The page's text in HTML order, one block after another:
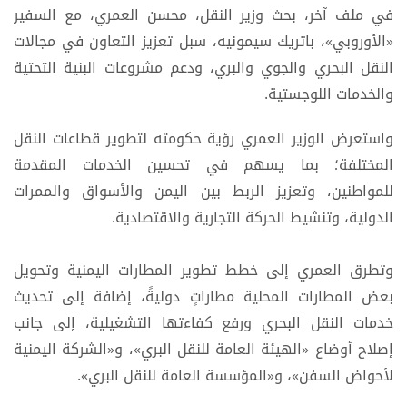
في ملف آخر، بحث وزير النقل، محسن العمري، مع السفير
«الأوروبي»، باتريك سيمونيه، سبل تعزيز التعاون في مجالات
النقل البحري والجوي والبري، ودعم مشروعات البنية التحتية
والخدمات اللوجستية.
واستعرض الوزير العمري رؤية حكومته لتطوير قطاعات النقل
المختلفة؛ بما يسهم في تحسين الخدمات المقدمة
للمواطنين، وتعزيز الربط بين اليمن والأسواق والممرات
الدولية، وتنشيط الحركة التجارية والاقتصادية.
وتطرق العمري إلى خطط تطوير المطارات اليمنية وتحويل
بعض المطارات المحلية مطاراتٍ دوليةً، إضافة إلى تحديث
خدمات النقل البحري ورفع كفاءتها التشغيلية، إلى جانب
إصلاح أوضاع «الهيئة العامة للنقل البري»، و«الشركة اليمنية
لأحواض السفن»، و«المؤسسة العامة للنقل البري».